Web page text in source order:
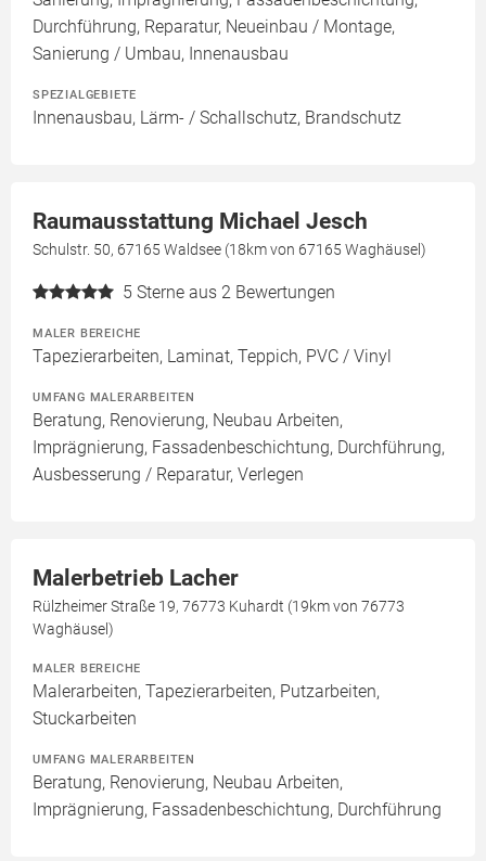
Durchführung, Reparatur, Neueinbau / Montage,
Sanierung / Umbau, Innenausbau
SPEZIALGEBIETE
Innenausbau, Lärm- / Schallschutz, Brandschutz
Raumausstattung Michael Jesch
Schulstr. 50, 67165 Waldsee (18km von 67165 Waghäusel)
5 Sterne aus 2 Bewertungen
MALER BEREICHE
Tapezierarbeiten, Laminat, Teppich, PVC / Vinyl
UMFANG MALERARBEITEN
Beratung, Renovierung, Neubau Arbeiten,
Imprägnierung, Fassadenbeschichtung, Durchführung,
Ausbesserung / Reparatur, Verlegen
Malerbetrieb Lacher
Rülzheimer Straße 19, 76773 Kuhardt (19km von 76773
Waghäusel)
MALER BEREICHE
Malerarbeiten, Tapezierarbeiten, Putzarbeiten,
Stuckarbeiten
UMFANG MALERARBEITEN
Beratung, Renovierung, Neubau Arbeiten,
Imprägnierung, Fassadenbeschichtung, Durchführung